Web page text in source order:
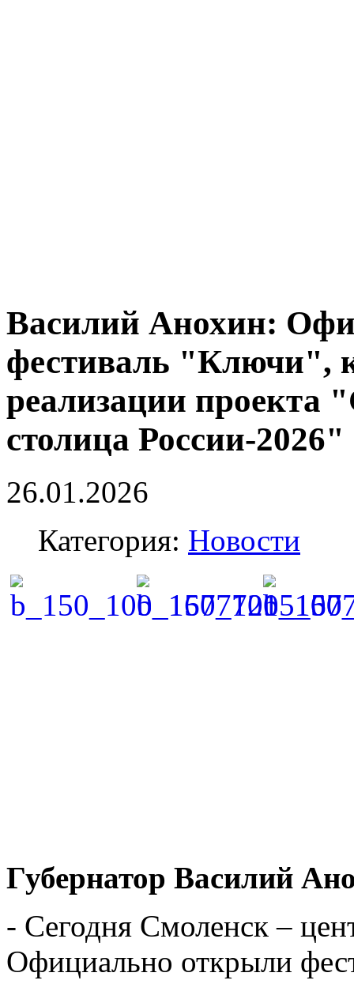
Василий Анохин:
фестиваль "Ключи",
реализации проекта
столица России-2026"
26.01.2026
Категория: Новости
Губернатор Василий
- Сегодня Смоленск –
Официально открыли